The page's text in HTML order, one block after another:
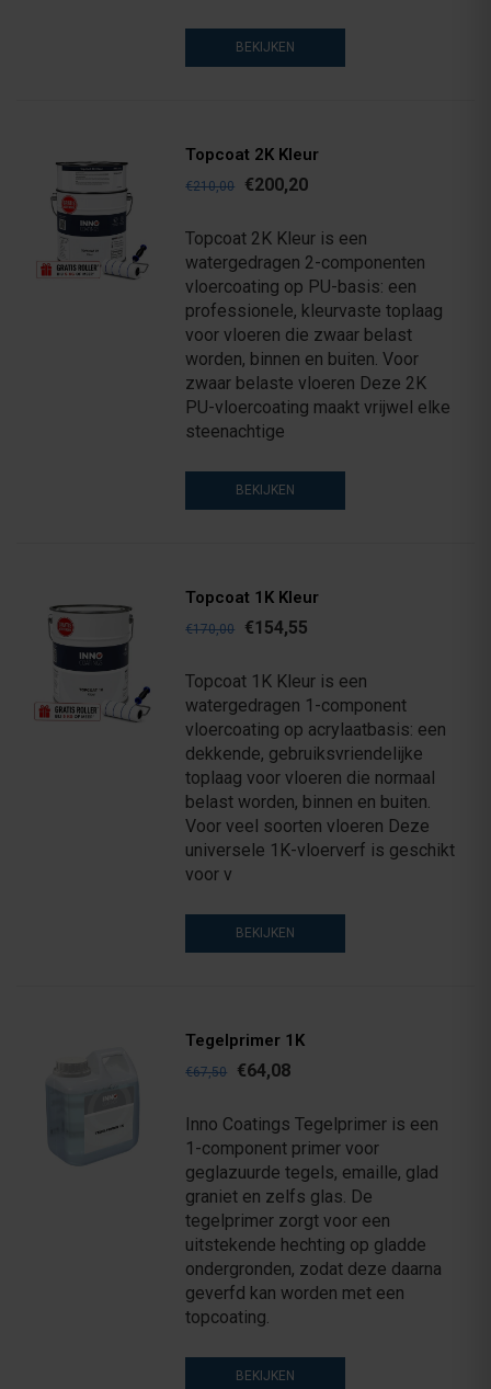
BEKIJKEN
Topcoat 2K Kleur
€210,00 €200,20
Topcoat 2K Kleur is een
watergedragen 2-componenten
vloercoating op PU-basis: een
professionele, kleurvaste toplaag
voor vloeren die zwaar belast
worden, binnen en buiten. Voor
zwaar belaste vloeren Deze 2K
PU-vloercoating maakt vrijwel elke
steenachtige
BEKIJKEN
Topcoat 1K Kleur
€170,00 €154,55
Topcoat 1K Kleur is een
watergedragen 1-component
vloercoating op acrylaatbasis: een
dekkende, gebruiksvriendelijke
toplaag voor vloeren die normaal
belast worden, binnen en buiten.
Voor veel soorten vloeren Deze
universele 1K-vloerverf is geschikt
voor v
BEKIJKEN
Tegelprimer 1K
€67,50 €64,08
Inno Coatings Tegelprimer is een
1-component primer voor
geglazuurde tegels, emaille, glad
graniet en zelfs glas. De
tegelprimer zorgt voor een
uitstekende hechting op gladde
ondergronden, zodat deze daarna
geverfd kan worden met een
topcoating.
BEKIJKEN